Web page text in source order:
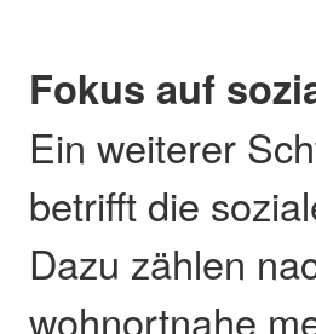
Fokus auf
Ein weiterer
betrifft die
Dazu zählen
wohnortnahe